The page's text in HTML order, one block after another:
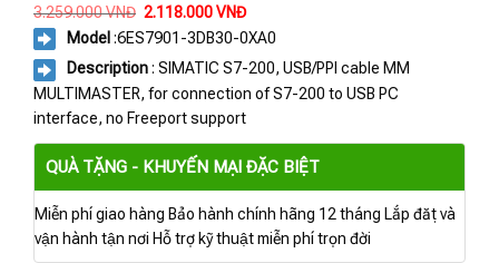
3.259.000VNĐ Giá
là:
3.259.000 VNĐ.
2.118.000VNĐGiá
tại
là:
2.118.000 VNĐ.
Model :6ES7901-3DB30-0XA0
Description: SIMATIC S7-200, USB/PPI cable MM
MULTIMASTER, for connection of S7-200 to USB PC
interface, no Freeport support
QUÀ TẶNG - KHUYẾN MẠI ĐẶC BIỆT
Miễn phí giao hàng Bảo hành chính hãng 12 tháng Lắp đặt và
vận hành tận nơi Hỗ trợ kỹ thuật miễn phí trọn đời